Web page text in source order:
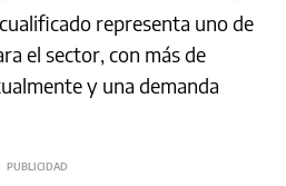
representa uno de
el sector, con más de
y una demanda